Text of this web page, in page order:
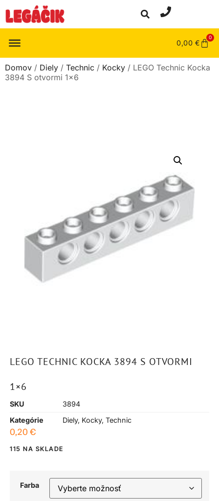
0,00 €
0
Domov / Diely / Technic / Kocky / LEGO Technic Kocka
3894 S otvormi 1×6
LEGO TECHNIC KOCKA 3894 S OTVORMI
1×6
SKU
3894
Kategórie
Diely, Kocky, Technic
0,20 €
115 NA SKLADE
Farba